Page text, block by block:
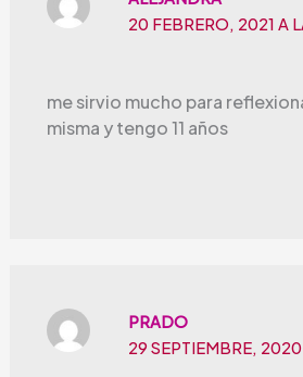
20 FEBRERO, 2021 A
me sirvio mucho para
misma y tengo 11 años
PRADO
29 SEPTIEMBRE,